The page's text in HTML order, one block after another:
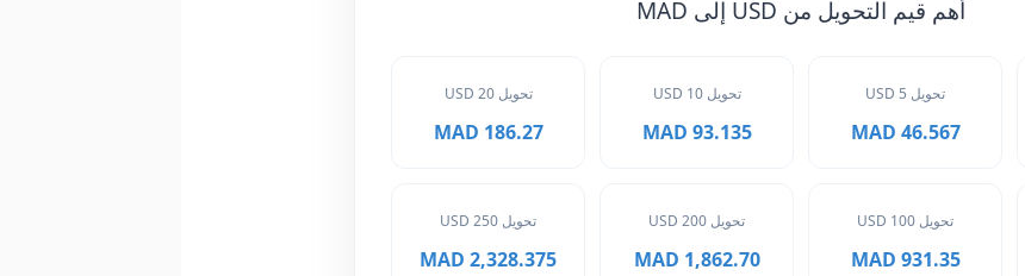
أهم قيم التحويل من USD إلى MAD
تحويل 5 USD
46.567 MAD
تحويل 10 USD
93.135 MAD
تحويل 20 USD
186.27 MAD
تحويل 100 USD
931.35 MAD
تحويل 200 USD
1,862.70 MAD
تحويل 250 USD
2,328.375 MAD